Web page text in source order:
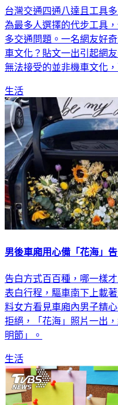
台灣交通四通八達且工具
為最多人選擇的代步工具
多交通問題。一名網友好
車文化？貼文一出引起網
無法接受的並非機車文化
生活
男後車廂用心備「花海」
告白方式百百種，哪一樣
表白行程，驅車南下上載
料女方看見車廂內男子精
拒絕，「花海」照片一出
明節」。
生活